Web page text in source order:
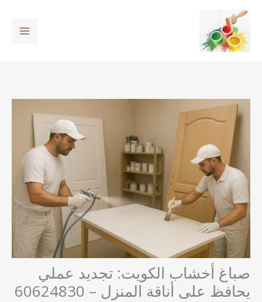
تخطي
المحتوى
صباغ أخشاب الكويت: تجديد عملي
يحافظ على أناقة المنزل – 60624830